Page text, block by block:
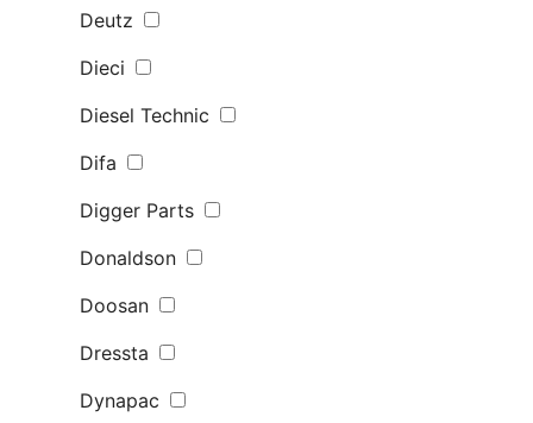
Deutz
Dieci
Diesel Technic
Difa
Digger Parts
Donaldson
Doosan
Dressta
Dynapac